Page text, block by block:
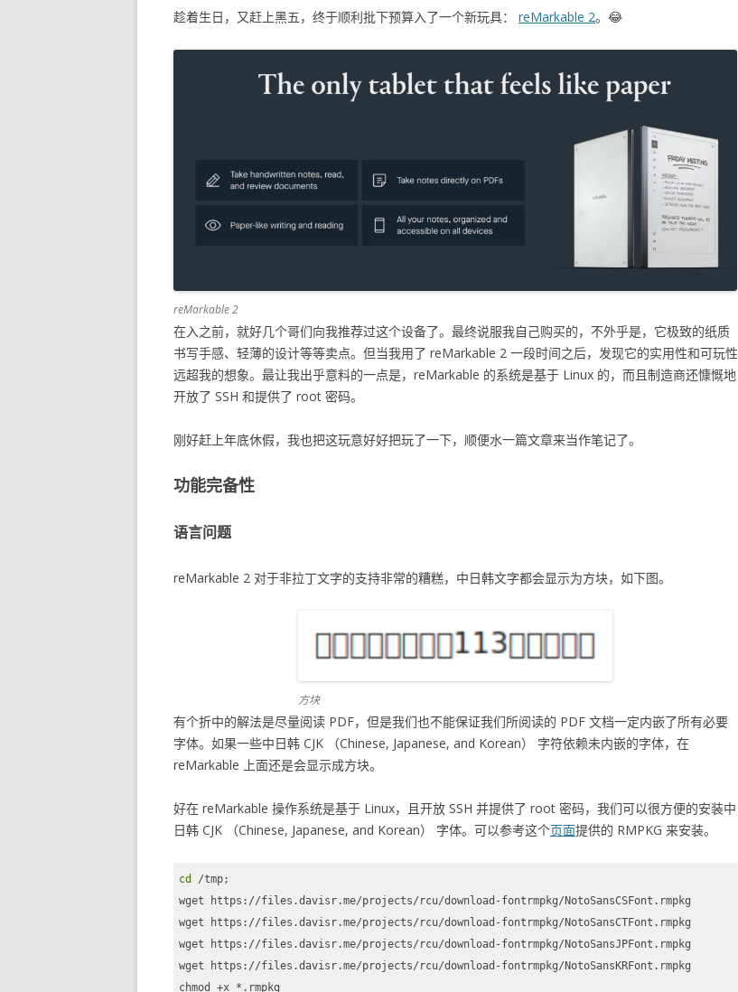
趁着生日，又赶上黑五，终于顺利批下预算入了一个新玩具： reMarkable 2。😂
reMarkable 2
在入之前，就好几个哥们向我推荐过这个设备了。最终说服我自己购买的，不外乎是，它极致的纸质
书写手感、轻薄的设计等等卖点。但当我用了 reMarkable 2 一段时间之后，发现它的实用性和可玩性
远超我的想象。最让我出乎意料的一点是，reMarkable 的系统是基于 Linux 的，而且制造商还慷慨地
开放了 SSH 和提供了 root 密码。
刚好赶上年底休假，我也把这玩意好好把玩了一下，顺便水一篇文章来当作笔记了。
功能完备性
语言问题
reMarkable 2 对于非拉丁文字的支持非常的糟糕，中日韩文字都会显示为方块，如下图。
方块
有个折中的解法是尽量阅读 PDF，但是我们也不能保证我们所阅读的 PDF 文档一定内嵌了所有必要
字体。如果一些中日韩 CJK （Chinese, Japanese, and Korean） 字符依赖未内嵌的字体，在
reMarkable 上面还是会显示成方块。
好在 reMarkable 操作系统是基于 Linux，且开放 SSH 并提供了 root 密码，我们可以很方便的安装中
日韩 CJK （Chinese, Japanese, and Korean） 字体。可以参考这个页面提供的 RMPKG 来安装。
cd
/tmp;
wget https://files.davisr.me/projects/rcu/download-fontrmpkg/NotoSansCSFont.rmpkg
wget https://files.davisr.me/projects/rcu/download-fontrmpkg/NotoSansCTFont.rmpkg
wget https://files.davisr.me/projects/rcu/download-fontrmpkg/NotoSansJPFont.rmpkg
wget https://files.davisr.me/projects/rcu/download-fontrmpkg/NotoSansKRFont.rmpkg
chmod +x *.rmpkg